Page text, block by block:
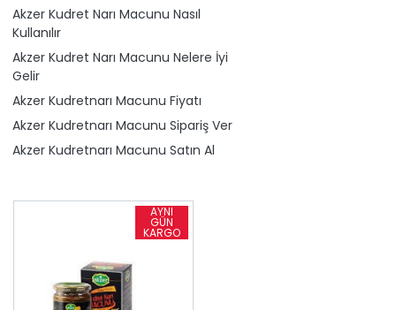
Akzer Kudret Narı Macunu Nasıl
Kullanılır
Akzer Kudret Narı Macunu Nelere İyi
Gelir
Akzer Kudretnarı Macunu Fiyatı
Akzer Kudretnarı Macunu Sipariş Ver
Akzer Kudretnarı Macunu Satın Al